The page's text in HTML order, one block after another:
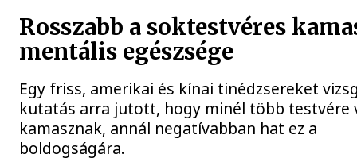
Rosszabb a soktestvéres
mentális egészsége
Egy friss, amerikai és kínai tinédzsereket
kutatás arra jutott, hogy minél több testvére
kamasznak, annál negatívabban hat ez a
boldogságára.